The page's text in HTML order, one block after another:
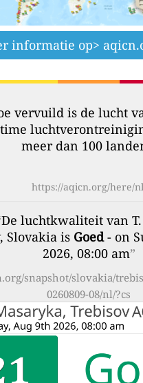
informatie op>
vervuild is de lucht
meer dan 100
https://aqicn.org/here/
De luchtkwaliteit van
Slovakia is Goed- on
2026, 08:00 am”
snapshot/slovakia/
0260809-08/nl/?cs